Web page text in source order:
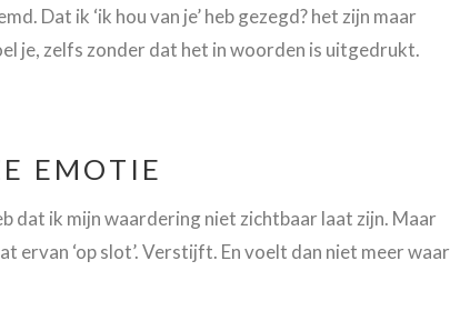
Dat ik ‘ik hou van je’ heb gezegd? het zijn maar
je, zelfs zonder dat het in woorden is uitgedrukt.
EMOTIE
dat ik mijn waardering niet zichtbaar laat zijn. Maar
ervan ‘op slot’. Verstijft. En voelt dan niet meer waar